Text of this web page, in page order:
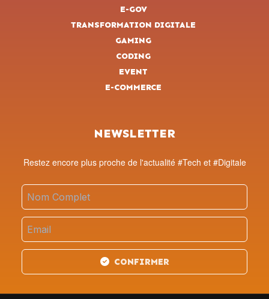
E-GOV
TRANSFORMATION DIGITALE
GAMING
CODING
EVENT
E-COMMERCE
NEWSLETTER
Restez encore plus proche de l'actualité #Tech et #Digitale
CONFIRMER